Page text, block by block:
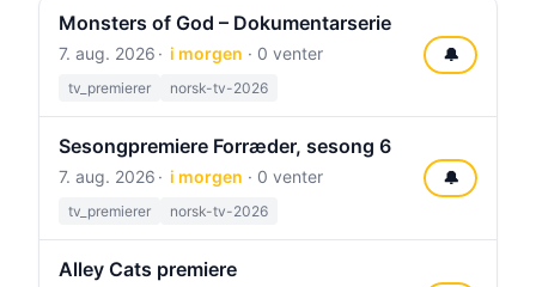
Monsters of God – Dokumentarserie
7. aug. 2026 i morgen · 0 venter
tv_premierer norsk-tv-2026
🔔
Sesongpremiere Forræder, sesong 6
7. aug. 2026 i morgen · 0 venter
tv_premierer norsk-tv-2026
🔔
Alley Cats premiere